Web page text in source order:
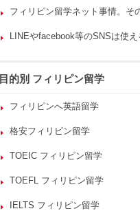
フィリピン留学ネット事情。そ
LINEやfacebook等のSNSは使え
目的別 フィリピン留学
フィリピンへ英語留学
格安フィリピン留学
TOEIC フィリピン留学
TOEFL フィリピン留学
IELTS フィリピン留学